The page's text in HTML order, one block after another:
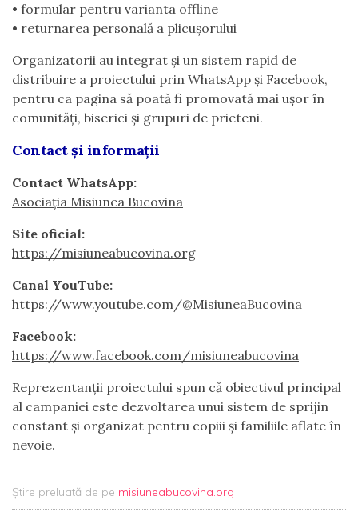
• formular pentru varianta offline
• returnarea personală a plicușorului
Organizatorii au integrat și un sistem rapid de
distribuire a proiectului prin WhatsApp și Facebook,
pentru ca pagina să poată fi promovată mai ușor în
comunități, biserici și grupuri de prieteni.
Contact și informații
Contact WhatsApp:
Asociația Misiunea Bucovina
Site oficial:
https://misiuneabucovina.org
Canal YouTube:
https://www.youtube.com/@MisiuneaBucovina
Facebook:
https://www.facebook.com/misiuneabucovina
Reprezentanții proiectului spun că obiectivul principal
al campaniei este dezvoltarea unui sistem de sprijin
constant și organizat pentru copiii și familiile aflate în
nevoie.
Știre preluată de pe misiuneabucovina.org